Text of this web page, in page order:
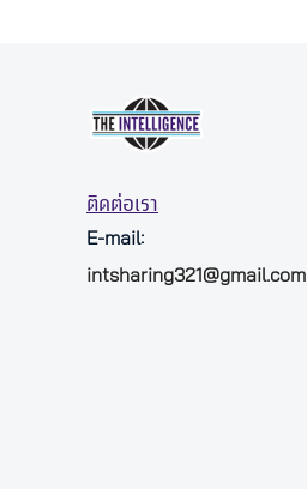
ติดต่อเรา
E-mail:
intsharing321@gmail.com